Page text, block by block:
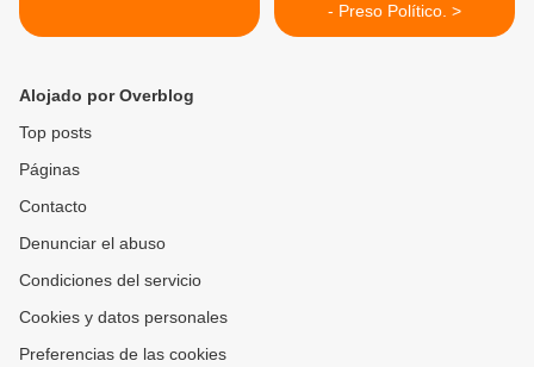
- Preso Político. >
Alojado por Overblog
Top posts
Páginas
Contacto
Denunciar el abuso
Condiciones del servicio
Cookies y datos personales
Preferencias de las cookies